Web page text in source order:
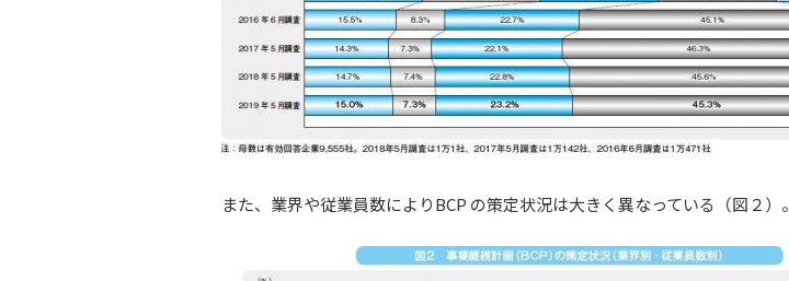
また、業界や従業員数によりBCP の策定状況は大きく異なっている（図２）。